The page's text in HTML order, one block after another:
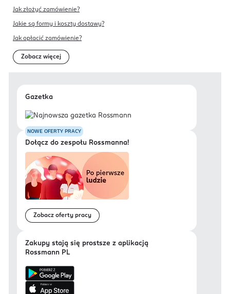
Jak złożyć zamówienie?
Jakie są formy i koszty dostawy?
Jak opłacić zamówienie?
Zobacz więcej
Gazetka
NOWE OFERTY PRACY
Dołącz do zespołu Rossmanna!
Zobacz oferty pracy
Zakupy stają się prostsze z aplikacją
Rossmann PL